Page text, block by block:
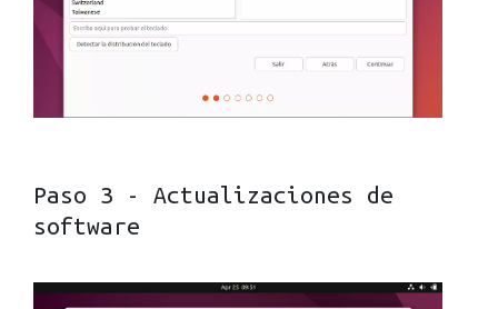
Paso 3 - Actualizaciones de
software